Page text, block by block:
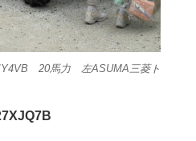
20馬力 左ASUMA三菱ト